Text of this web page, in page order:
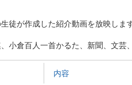
徒が作成した紹介動画を放映しま
小倉百人一首かるた、新聞、文
内容